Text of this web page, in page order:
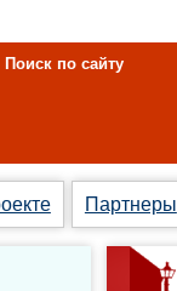
Поиск по сайту
Партнеры